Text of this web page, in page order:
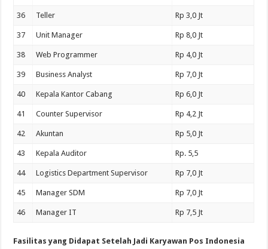
36 Teller Rp 3,0 Jt
37 Unit Manager Rp 8,0 Jt
38 Web Programmer Rp 4,0 Jt
39 Business Analyst Rp 7,0 Jt
40 Kepala Kantor Cabang Rp 6,0 Jt
41 Counter Supervisor Rp 4,2 Jt
42 Akuntan Rp 5,0 Jt
43 Kepala Auditor Rp. 5,5
44 Logistics Department Supervisor Rp 7,0 Jt
45 Manager SDM Rp 7,0 Jt
46 Manager IT Rp 7,5 Jt
Fasilitas yang Didapat Setelah Jadi Karyawan Pos Indonesia